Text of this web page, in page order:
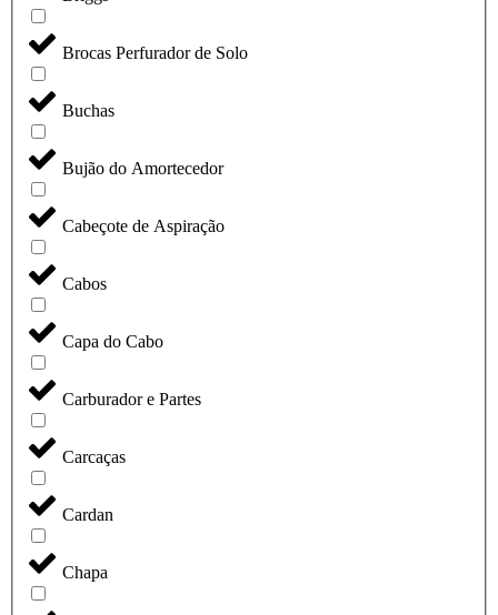
Brocas Perfurador de Solo
Buchas
Bujão do Amortecedor
Cabeçote de Aspiração
Cabos
Capa do Cabo
Carburador e Partes
Carcaças
Cardan
Chapa